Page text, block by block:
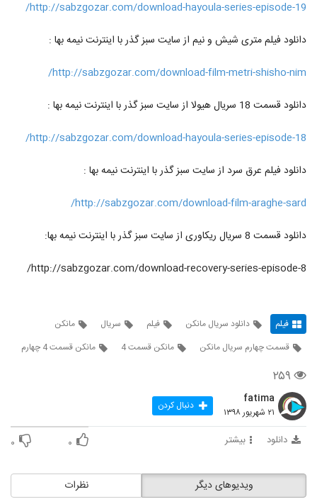
http://sabzgozar.com/download-hayoula-series-episode-19/
دانلود فیلم متری شیش و نیم از سایت سبز گذر با اینترنت نیمه بها :
http://sabzgozar.com/download-film-metri-shisho-nim/
دانلود قسمت 18 سریال هیولا از سایت سبز گذر با اینترنت نیمه بها :
http://sabzgozar.com/download-hayoula-series-episode-18/
دانلود فیلم عرق سرد از سایت سبز گذر با اینترنت نیمه بها :
http://sabzgozar.com/download-film-araghe-sard/
دانلود قسمت 8 سریال ریکاوری از سایت سبز گذر با اینترنت نیمه بها:
http://sabzgozar.com/download-recovery-series-episode-8/
فیلم دانلود سریال مانکن فیلم سریال
مانکن
قسمت چهارم سریال مانکن
مانکن قسمت 4 مانکن قسمت 4 چهارم
۲۵۹
fatima
۲۱ شهریور ۱۳۹۸ دنبال کردن
دانلود بیشتر ۰ ۰
نظرات ویدیوهای دیگر